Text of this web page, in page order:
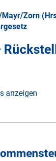
Zorn
anzeigen